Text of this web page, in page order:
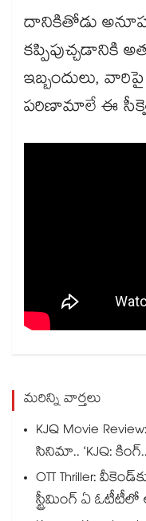
దానికితోడు
కప్పిపుచ్చడానికి
ఇబ్బందులు,
పరిణామాలే ఈ
మరిన్ని వార్తలు
KJQ Movie
సినిమా.. ‘KJQ:
OTT Thriller:
స్ట్రీమింగ్ ఏ ఓటీటీలో